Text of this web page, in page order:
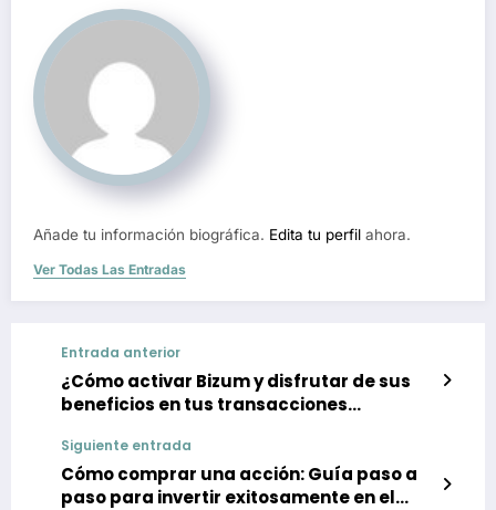
Añade tu información biográfica. Edita tu perfil ahora.
Ver Todas Las Entradas
Entrada anterior
¿Cómo activar Bizum y disfrutar de sus
beneficios en tus transacciones
Siguiente entrada
Cómo comprar una acción: Guía paso a
paso para invertir exitosamente en el